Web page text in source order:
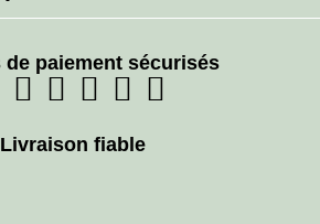
de paiement sécurisés
Livraison fiable